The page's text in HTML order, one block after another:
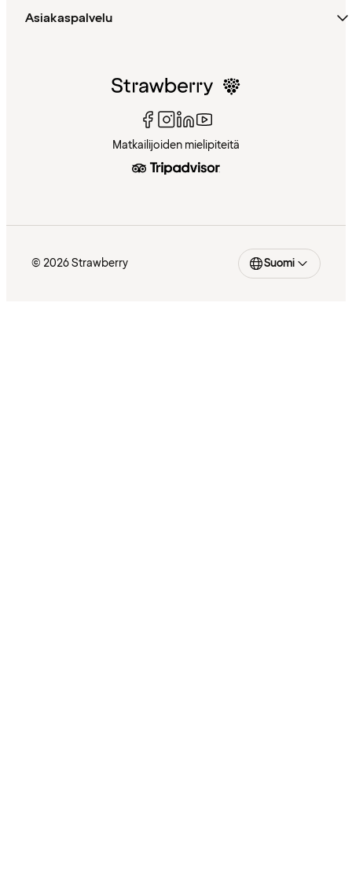
Asiakaspalvelu
Matkailijoiden mielipiteitä
© 2026 Strawberry Suomi